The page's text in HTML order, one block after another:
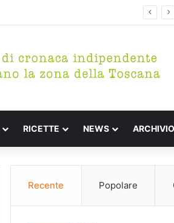
RICETTE NEWS ARCHIVIO
Recente Popolare